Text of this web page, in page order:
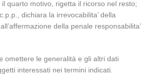
quarto motivo, rigetta il ricorso nel resto;
dichiara la irrevocabilita’ della
della penale responsabilita’
omettere le generalità e gli altri dati
interessati nei termini indicati.